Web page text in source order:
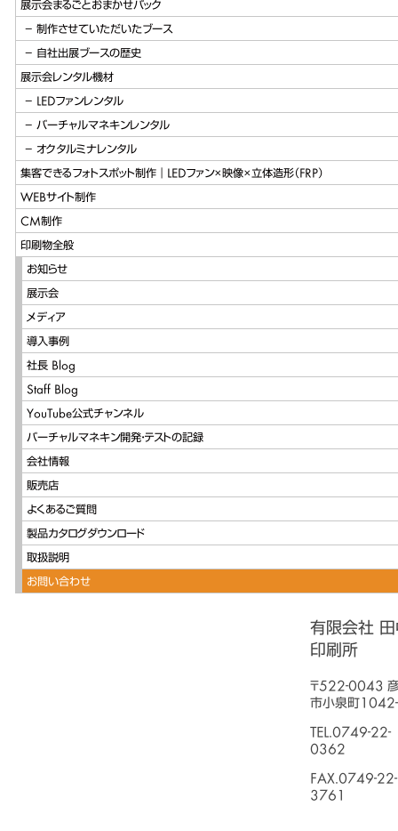
展示会まるごとおまかせパック
制作させていただいたブース
自社出展ブースの歴史
展示会レンタル機材
LEDファンレンタル
バーチャルマネキンレンタル
オクタルミナレンタル
集客できるフォトスポット制作｜LEDファン×映像×立体造形（FRP）
WEBサイト制作
CM制作
印刷物全般
お知らせ
展示会
メディア
導入事例
社長 Blog
Staff Blog
YouTube公式チャンネル
バーチャルマネキン開発・テストの記録
会社情報
販売店
よくあるご質問
製品カタログダウンロード
取扱説明
お問い合わせ
有限会社 田
印刷所
〒522-0043
市小泉町
TEL.0749-22-
0362
FAX.0749-22-
3761